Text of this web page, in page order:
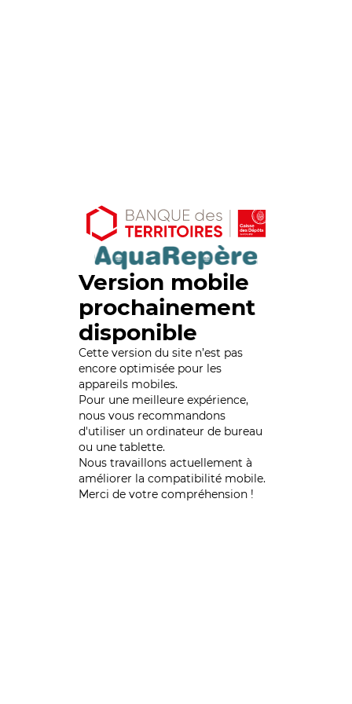
Version mobile
prochainement
disponible
Cette version du site n’est pas
encore optimisée pour les
appareils mobiles.
Pour une meilleure expérience,
nous vous recommandons
d'utiliser un ordinateur de bureau
ou une tablette.
Nous travaillons actuellement à
améliorer la compatibilité mobile.
Merci de votre compréhension !